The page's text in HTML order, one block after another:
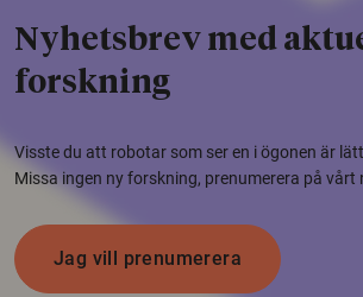
Nyhetsbrev med
forskning
Visste du att robotar som ser en i ögonen är
Missa ingen ny forskning, prenumerera på vårt
Jag vill prenumerera